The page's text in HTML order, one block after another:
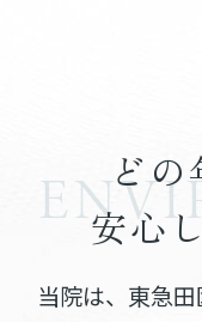
どの
安心
当院は、東急